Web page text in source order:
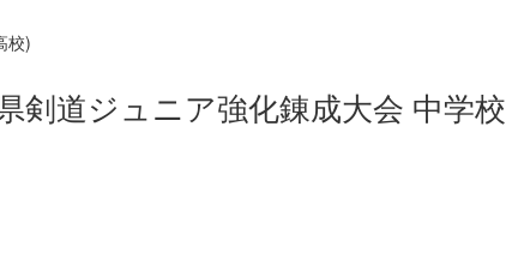
校)
剣道ジュニア強化錬成大会 中学校